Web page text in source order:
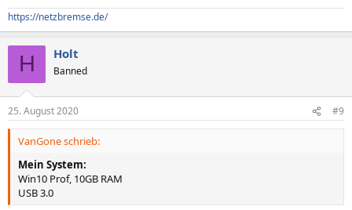
https://netzbremse.de/
H Holt
Banned
25. August 2020 #9
VanGone schrieb:
Mein System:
Win10 Prof, 10GB RAM
USB 3.0